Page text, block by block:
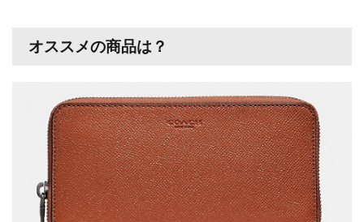
オススメの商品は？